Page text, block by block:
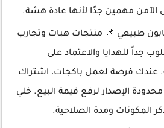
الآمن مهمين جدًا لأنها عادة هشة.
طبيعي 📌 منتجات هبات وتجارب
جداً للهدايا والاعتماد على
عندك فرصة لعمل باكجات، اشتراك
الإصدار لرفع قيمة البيع. خلي
المكونات ومدة الصلاحية.